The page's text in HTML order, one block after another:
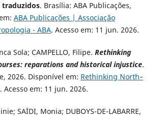
. Brasília: ABA Publicações,
ABA Publicações | Associação
- ABA. Acesso em: 11 jun. 2026.
Sola; CAMPELLO, Filipe. Rethinking
reparations and historical injustice.
2026. Disponível em: Rethinking North–
. Acesso em: 11 jun. 2026.
SAÏDI, Monia; DUBOYS-DE-LABARRE,